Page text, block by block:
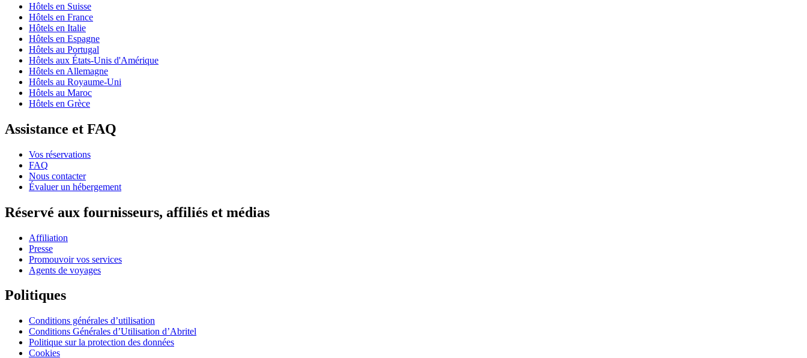
Hôtels en Suisse
Hôtels en France
Hôtels en Italie
Hôtels en Espagne
Hôtels au Portugal
Hôtels aux États-Unis d'Amérique
Hôtels en Allemagne
Hôtels au Royaume-Uni
Hôtels au Maroc
Hôtels en Grèce
Assistance et FAQ
Vos réservations
FAQ
Nous contacter
Évaluer un hébergement
Réservé aux fournisseurs, affiliés et médias
Affiliation
Presse
Promouvoir vos services
Agents de voyages
Politiques
Conditions générales d’utilisation
Conditions Générales d’Utilisation d’Abritel
Politique sur la protection des données
Cookies